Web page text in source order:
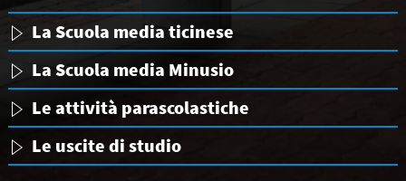
La Scuola media ticinese
La Scuola media Minusio
Le attività parascolastiche
Le uscite di studio